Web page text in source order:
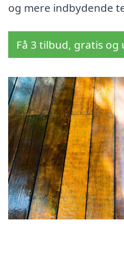
og mere indbydende
Få 3 tilbud, gratis